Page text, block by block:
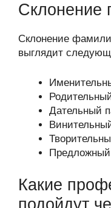
Склонение
Склонение
выглядит
Дательный
Какие
подойдут